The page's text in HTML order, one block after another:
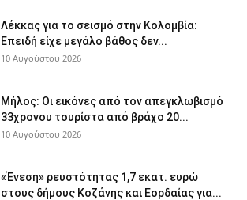
Λέκκας για το σεισμό στην Κολομβία:
Επειδή είχε μεγάλο βάθος δεν...
10 Αυγούστου 2026
Μήλος: Οι εικόνες από τον απεγκλωβισμό
33χρονου τουρίστα από βράχο 20...
10 Αυγούστου 2026
«Ένεση» ρευστότητας 1,7 εκατ. ευρώ
στους δήμους Κοζάνης και Εορδαίας για...